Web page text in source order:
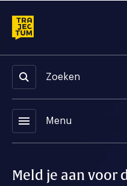
Zoeken
menu Menu
Meld je aan voor